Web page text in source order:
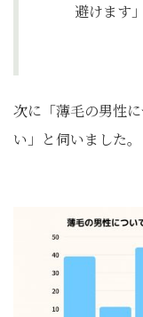
避けます
次に「薄毛の男性
い」と伺いました。